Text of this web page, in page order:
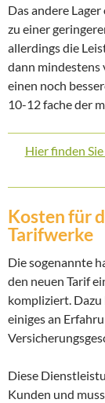
Das andere
zu einer
allerdings die
dann mindestens
einen noch
10-12 fache der
Hier finden
Kosten für
Tarifwerke
Die sogenannte
den neuen Tarif
kompliziert.
einiges an
Diese
Kunden und